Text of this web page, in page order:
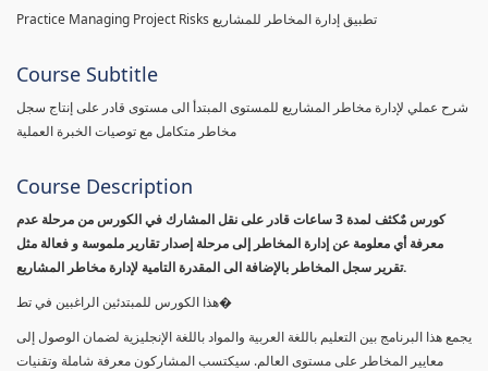
Practice Managing Project Risks تطبيق إدارة المخاطر للمشاريع
Course Subtitle
شرح عملي لإدارة مخاطر المشاريع للمستوى المبتدأ الى مستوى قادر على إنتاج سجل
مخاطر متكامل مع توصيات الخبرة العملية
Course Description
كورس مٌكثف لمدة 3 ساعات قادر على نقل المشارك في الكورس من مرحلة عدم
معرفة أي معلومة عن إدارة المخاطر إلى مرحلة إصدار تقارير ملموسة و فعالة مثل
تقرير سجل المخاطر بالإضافة الى المقدرة التامية لإدارة مخاطر المشاريع.
هذا الكورس للمبتدئين الراغبين في تط�
يجمع هذا البرنامج بين التعليم باللغة العربية والمواد باللغة الإنجليزية لضمان الوصول إلى
معايير المخاطر على مستوى العالم. سيكتسب المشاركون معرفة شاملة وتقنيات